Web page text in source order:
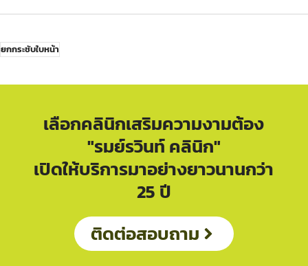
ยกกระชับใบหน้า
เลือกคลินิกเสริมความงามต้อง
"รมย์รวินท์ คลินิก"
เปิดให้บริการมาอย่างยาวนานกว่า
25 ปี
ติดต่อสอบถาม